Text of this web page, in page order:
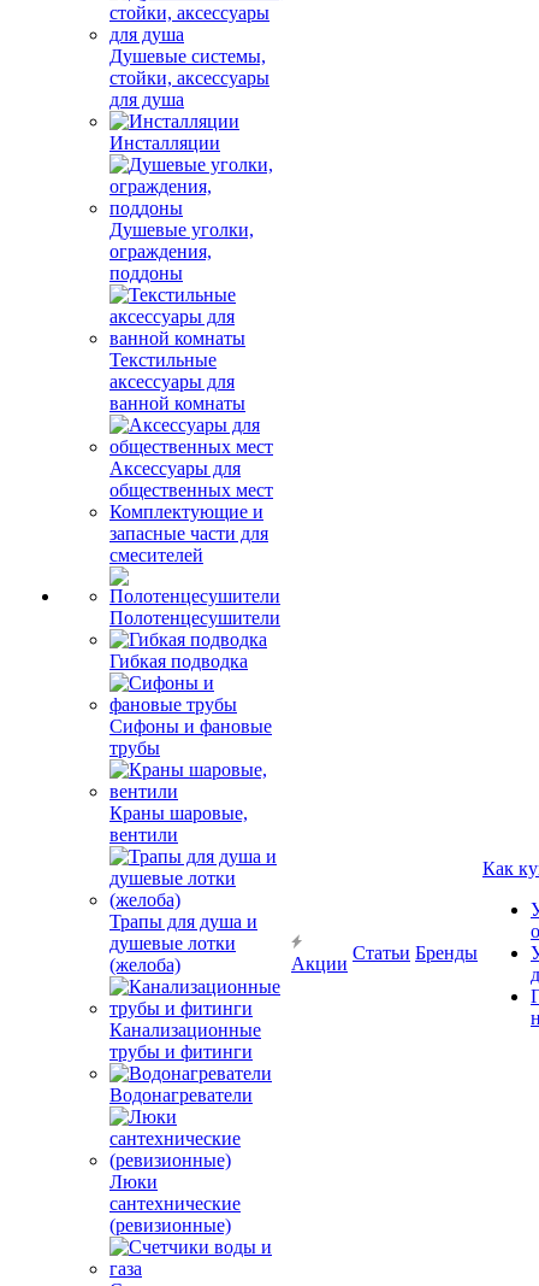
Душевые системы,
стойки, аксессуары
для душа
Инсталляции
Душевые уголки,
ограждения,
поддоны
Текстильные
аксессуары для
ванной комнаты
Аксессуары для
общественных мест
Комплектующие и
запасные части для
смесителей
Полотенцесушители
Гибкая подводка
Сифоны и фановые
трубы
Краны шаровые,
вентили
Трапы для душа и
душевые лотки
(желоба)
Канализационные
трубы и фитинги
Водонагреватели
Люки
сантехнические
(ревизионные)
Акции
Статьи Бренды
Как